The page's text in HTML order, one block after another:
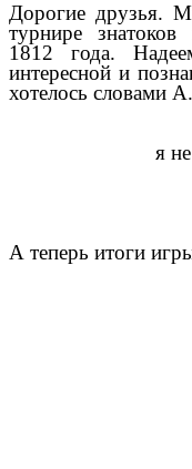
Дорогие друзья.
турнире
1812 года.
интересной и
хотелось словами
я
А теперь итоги